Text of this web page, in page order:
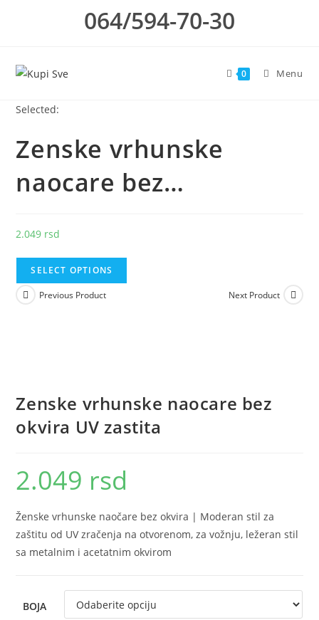
064/594-70-30
0 Menu
Selected:
Zenske vrhunske
naocare bez…
2.049 rsd
SELECT OPTIONS
Previous Product Next Product
Zenske vrhunske naocare bez
okvira UV zastita
2.049 rsd
Ženske vrhunske naočare bez okvira | Moderan stil za
zaštitu od UV zračenja na otvorenom, za vožnju, ležeran stil
sa metalnim i acetatnim okvirom
BOJA